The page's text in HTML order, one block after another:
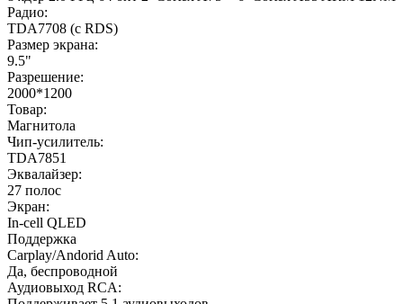
Радио:
TDA7708 (с RDS)
Размер экрана:
9.5"
Разрешение:
2000*1200
Товар:
Магнитола
Чип-усилитель:
TDA7851
Эквалайзер:
27 полос
Экран:
In-cell QLED
Поддержка
Carplay/Andorid Auto:
Да, беспроводной
Аудиовыход RCA: